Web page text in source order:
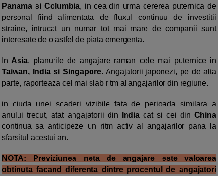
Panama si Columbia, in cea din urma cererea puternica de
personal fiind alimentata de fluxul continuu de investitii
straine, intrucat un numar tot mai mare de companii sunt
interesate de o astfel de piata emergenta.
In Asia, planurile de angajare raman cele mai puternice in
Taiwan, India si Singapore. Angajatorii japonezi, pe de alta
parte, raporteaza cel mai slab ritm al angajarilor din regiune.
in ciuda unei scaderi vizibile fata de perioada similara a
anului trecut, atat angajatorii din India cat si cei dinChina
continua sa anticipeze un ritm activ al angajarilor pana la
sfarsitul acestui an.
NOTA: Previziunea neta de angajare este valoarea
obtinuta facand diferenta dintre procentul de angajatori